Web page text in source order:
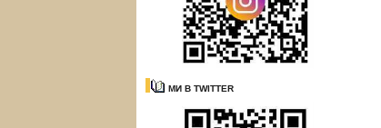
МИ В TWITTER